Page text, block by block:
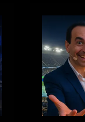
commencer
quand
on
est
débutant
?